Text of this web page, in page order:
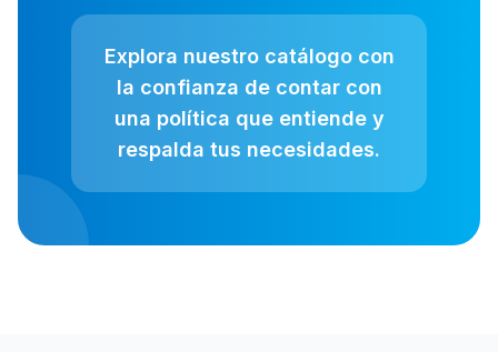
Explora nuestro catálogo con
la confianza de contar con
una política que entiende y
respalda tus necesidades.